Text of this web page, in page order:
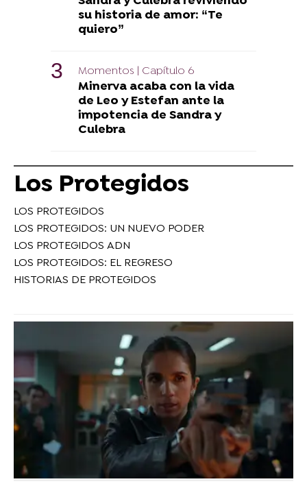
su historia de amor: “Te
quiero”
Momentos | Capítulo 6
Minerva acaba con la vida
de Leo y Estefan ante la
impotencia de Sandra y
Culebra
Los Protegidos
LOS PROTEGIDOS
LOS PROTEGIDOS: UN NUEVO PODER
LOS PROTEGIDOS ADN
LOS PROTEGIDOS: EL REGRESO
HISTORIAS DE PROTEGIDOS